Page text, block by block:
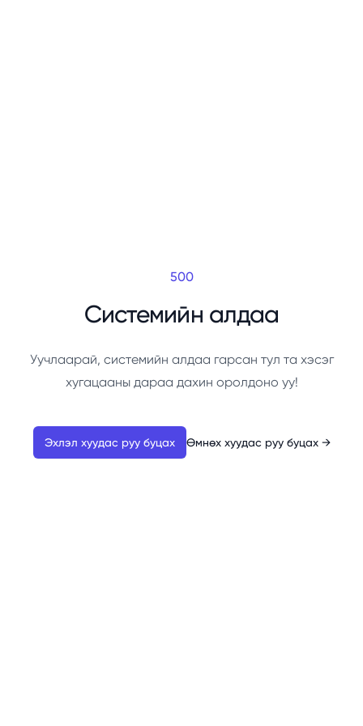
500
Системийн алдаа
Уучлаарай, системийн алдаа гарсан тул та хэсэг
хугацааны дараа дахин оролдоно уу!
Эхлэл хуудас руу буцах Өмнөх хуудас руу буцах →